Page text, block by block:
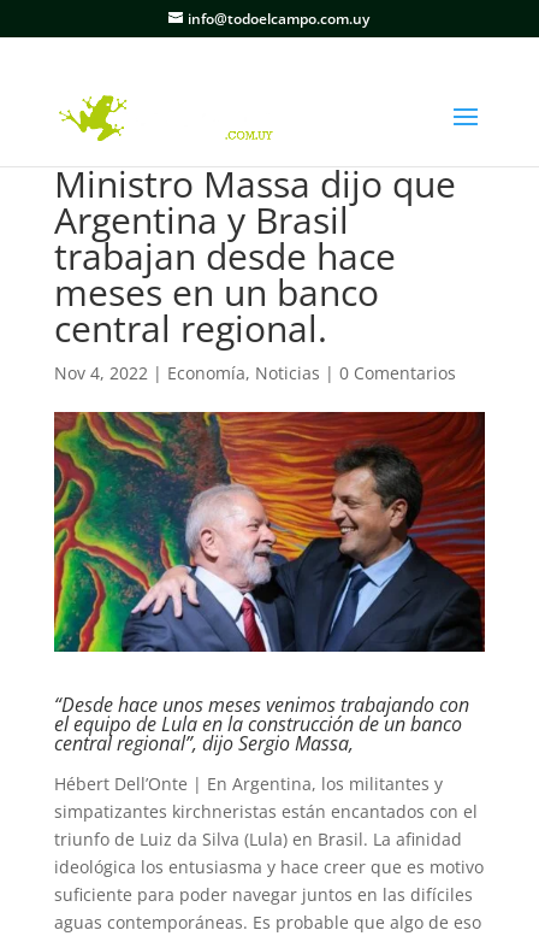
info@todoelcampo.com.uy
Ministro Massa dijo que
Argentina y Brasil
trabajan desde hace
meses en un banco
central regional.
Nov 4, 2022| Economía, Noticias | 0 Comentarios
“Desde hace unos meses venimos trabajando con
el equipo de Lula en la construcción de un banco
central regional”, dijo Sergio Massa,
Hébert Dell’Onte | En Argentina, los militantes y
simpatizantes kirchneristas están encantados con el
triunfo de Luiz da Silva (Lula) en Brasil. La afinidad
ideológica los entusiasma y hace creer que es motivo
suficiente para poder navegar juntos en las difíciles
aguas contemporáneas. Es probable que algo de eso